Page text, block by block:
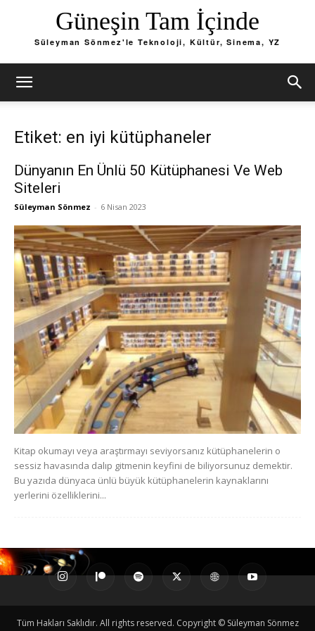
Güneşin Tam İçinde
Süleyman Sönmez'le Teknoloji, Kültür, Sinema, YZ
Etiket: en iyi kütüphaneler
Dünyanın En Ünlü 50 Kütüphanesi Ve Web
Siteleri
Süleyman Sönmez - 6 Nisan 2023
Kitap okumayı veya araştırmayı seviyorsanız kütüphanelerin o
sessiz havasında dalıp gitmenin keyfini de biliyorsunuz demektir.
Bu yazıda dünyaca ünlü büyük kütüphanelerin kaynaklarını
yerlerini özelliklerini...
Tüm Hakları Saklıdır. All rights reserved. Copyright © Süleyman Sönmez